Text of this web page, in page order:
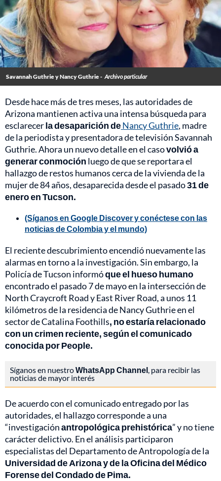
Savannah Guthrie y Nancy Guthrie - Archivo particular
Desde hace más de tres meses, las autoridades de
Arizona mantienen activa una intensa búsqueda para
esclarecerla desaparición deNancy Guthrie, madre
de la periodista y presentadora de televisión Savannah
Guthrie. Ahora un nuevo detalle en el casovolvió a
generar conmoción luego de que se reportara el
hallazgo de restos humanos cerca de la vivienda de la
mujer de 84 años, desaparecida desde el pasado31 de
enero en Tucson.
(Síganos en Google Discover y conéctese con las
noticias de Colombia y el mundo)
El reciente descubrimiento encendió nuevamente las
alarmas en torno a la investigación. Sin embargo, la
Policía de Tucson informóque el hueso humano
encontrado el pasado 7 de mayo en la intersección de
North Craycroft Road y East River Road, a unos 11
kilómetros de la residencia de Nancy Guthrie en el
sector de Catalina Foothills, no estaría relacionado
con un crimen reciente, según el comunicado
conocida por People.
Síganos en nuestroWhatsApp Channel, para recibir las
noticias de mayor interés
De acuerdo con el comunicado entregado por las
autoridades, el hallazgo corresponde a una
“investigaciónantropológica prehistórica” y no tiene
carácter delictivo. En el análisis participaron
especialistas del Departamento de Antropología de la
Universidad de Arizona y de la Oficina del Médico
Forense del Condado de Pima.